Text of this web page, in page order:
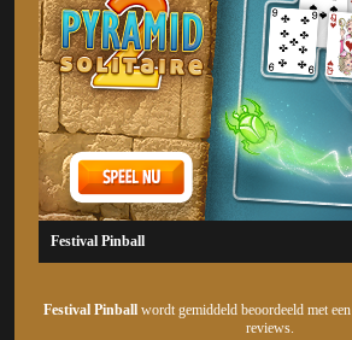
Festival Pinball
Festival Pinball wordt gemiddeld beoordeeld met een
reviews.